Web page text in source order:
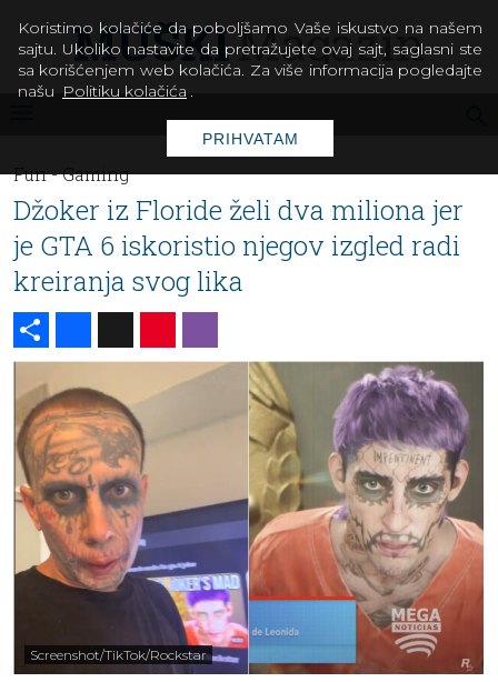
Fun -Gaming
Džoker iz Floride želi dva miliona jer
je GTA 6 iskoristio njegov izgled radi
kreiranja svog lika
Screenshot/TikTok/Rockstar
Koristimo kolačiće da poboljšamo Vaše iskustvo na našem
sajtu. Ukoliko nastavite da pretražujete ovaj sajt, saglasni ste
sa korišćenjem web kolačića. Za više informacija pogledajte
našu Politiku kolačića .
PRIHVATAM